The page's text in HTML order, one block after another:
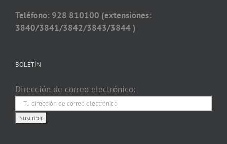
Teléfono: 928 810100 (extensiones:
3840/3841/3842/3843/3844 )
BOLETÍN
Dirección de correo electrónico: